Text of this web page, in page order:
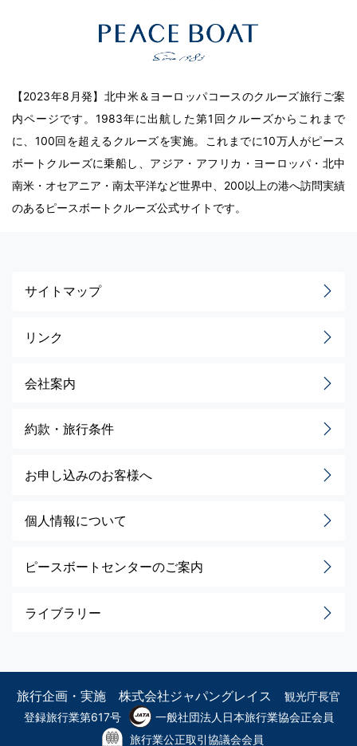
【2023年8月発】北中米＆ヨーロッパコースのクルーズ旅行ご案
内ページです。1983年に出航した第1回クルーズからこれまで
に、100回を超えるクルーズを実施。これまでに10万人がピース
ボートクルーズに乗船し、アジア・アフリカ・ヨーロッパ・北中
南米・オセアニア・南太平洋など世界中、200以上の港へ訪問実績
のあるピースボートクルーズ公式サイトです。
サイトマップ
リンク
会社案内
約款・旅行条件
お申し込みのお客様へ
個人情報について
ピースボートセンターのご案内
ライブラリー
旅行企画・実施 株式会社ジャパングレイス 観光庁長官
登録旅行業第617号
一般社団法人日本旅行業協会正会員
旅行業公正取引協議会会員